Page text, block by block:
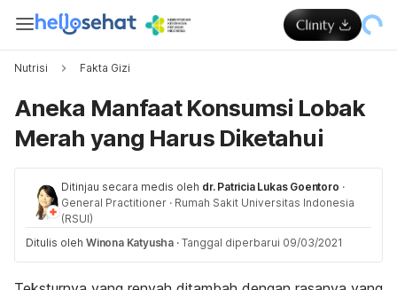
Nutrisi Fakta Gizi
Aneka Manfaat Konsumsi Lobak
Merah yang Harus Diketahui
Ditinjau secara medis oleh dr. Patricia Lukas Goentoro ·
General Practitioner · Rumah Sakit Universitas Indonesia
(RSUI)
Ditulis oleh Winona Katyusha · Tanggal diperbarui 09/03/2021